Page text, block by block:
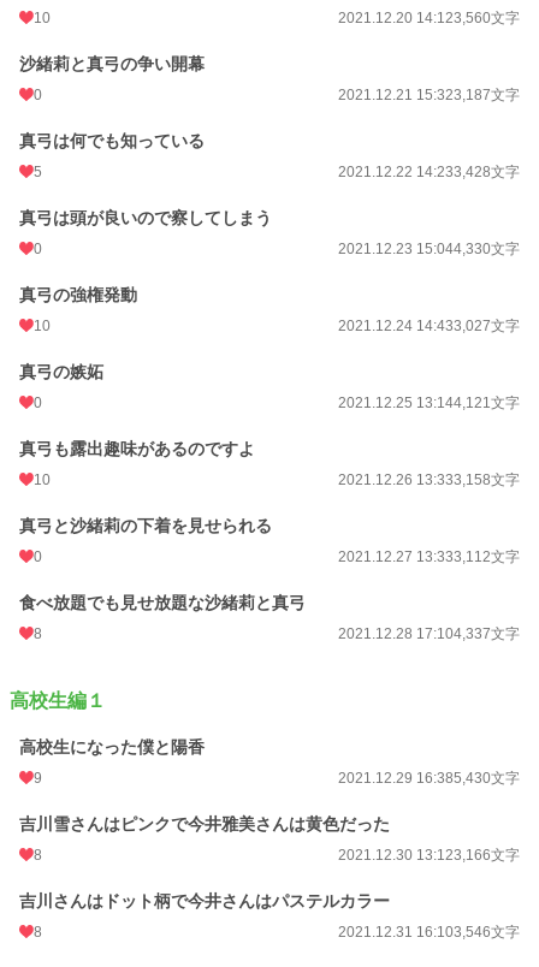
10 2021.12.20 14:123,560文字
沙緒莉と真弓の争い開幕
0 2021.12.21 15:323,187文字
真弓は何でも知っている
5 2021.12.22 14:233,428文字
真弓は頭が良いので察してしまう
0 2021.12.23 15:044,330文字
真弓の強権発動
10 2021.12.24 14:433,027文字
真弓の嫉妬
0 2021.12.25 13:144,121文字
真弓も露出趣味があるのですよ
10 2021.12.26 13:333,158文字
真弓と沙緒莉の下着を見せられる
0 2021.12.27 13:333,112文字
食べ放題でも見せ放題な沙緒莉と真弓
8 2021.12.28 17:104,337文字
高校生編１
高校生になった僕と陽香
9 2021.12.29 16:385,430文字
吉川雪さんはピンクで今井雅美さんは黄色だった
8 2021.12.30 13:123,166文字
吉川さんはドット柄で今井さんはパステルカラー
8 2021.12.31 16:103,546文字